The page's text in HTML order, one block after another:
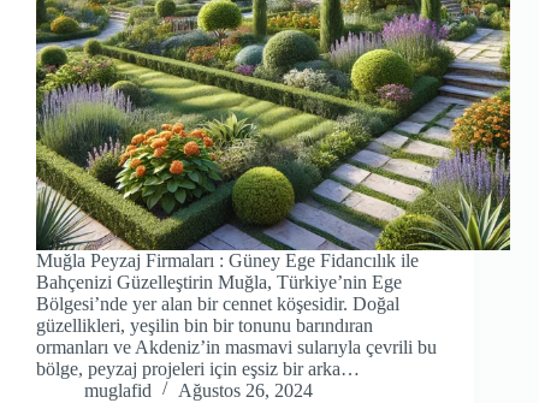
Muğla Peyzaj Firmaları : Güney Ege Fidancılık ile
Bahçenizi Güzelleştirin Muğla, Türkiye’nin Ege
Bölgesi’nde yer alan bir cennet köşesidir. Doğal
güzellikleri, yeşilin bin bir tonunu barındıran
ormanları ve Akdeniz’in masmavi sularıyla çevrili bu
bölge, peyzaj projeleri için eşsiz bir arka…
muglafid
Ağustos 26, 2024